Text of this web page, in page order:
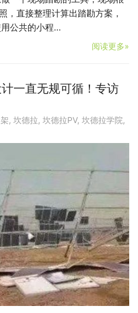
，直接整理计算出踏勘方案，
公共的小程…
阅读更多»
一直无规可循！专访
, 坎德拉, 坎德拉PV, 坎德拉学院,